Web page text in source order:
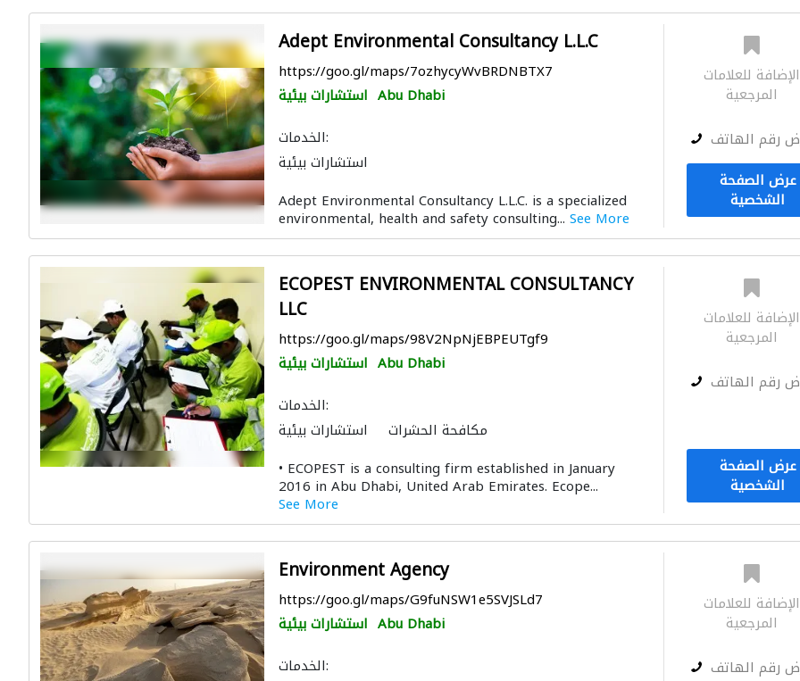
Adept Environmental Consultancy L.L.C
https://goo.gl/maps/7ozhycyWvBRDNBTX7
استشارات بيئية Abu Dhabi
الخدمات:
استشارات بيئية
Adept Environmental Consultancy L.L.C. is a specialized
environmental, health and safety consulting... See More
الإضافة للعلامات
المرجعية
رقم الهاتف
عرض الصفحة
الشخصية
ECOPEST ENVIRONMENTAL CONSULTANCY
LLC
https://goo.gl/maps/98V2NpNjEBPEUTgf9
استشارات بيئية Abu Dhabi
الخدمات:
استشارات بيئية
مكافحة الحشرات
• ECOPEST is a consulting firm established in January
2016 in Abu Dhabi, United Arab Emirates. Ecope...
See More
الإضافة للعلامات
المرجعية
رقم الهاتف
عرض الصفحة
الشخصية
Environment Agency
https://goo.gl/maps/G9fuNSW1e5SVJSLd7
استشارات بيئية Abu Dhabi
الخدمات:
الإضافة للعلامات
المرجعية
رقم الهاتف